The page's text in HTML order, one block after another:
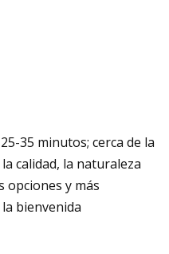
35 minutos; cerca de la
calidad, la naturaleza
opciones y más
bienvenida